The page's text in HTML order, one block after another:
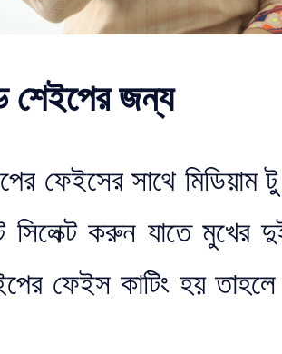
শেইপের জন্য
ফেইসের সাথে মিডিয়াম
সিলেক্ট করুন যাতে
ফেইস কাটিং হয়